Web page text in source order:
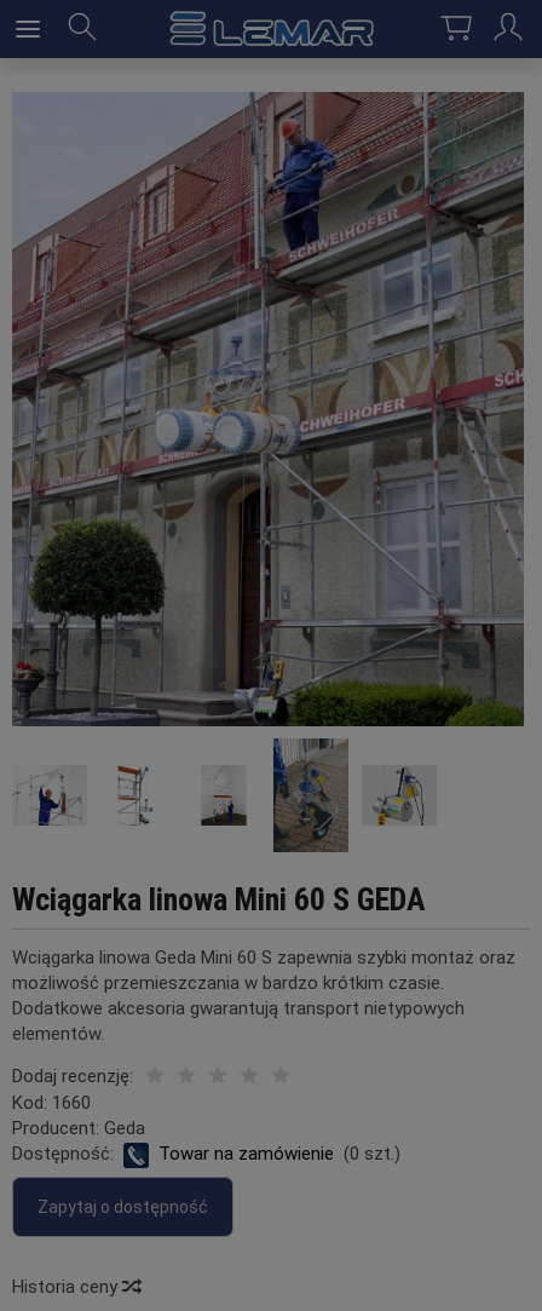
Wciągarka linowa Mini 60 S GEDA
Wciągarka linowa Geda Mini 60 S zapewnia szybki montaż oraz
możliwość przemieszczania w bardzo krótkim czasie.
Dodatkowe akcesoria gwarantują transport nietypowych
elementów.
Dodaj recenzję:
Kod: 1660
Producent: Geda
Dostępność:
Towar na zamówienie (0 szt.)
Zapytaj o dostępność
Historia ceny